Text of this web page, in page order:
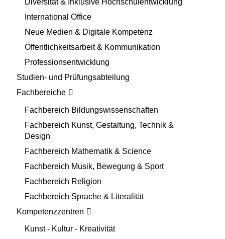
International Office
Neue Medien & Digitale Kompetenz
Öffentlichkeitsarbeit & Kommunikation
Professionsentwicklung
Studien- und Prüfungsabteilung
Fachbereiche
Fachbereich Bildungswissenschaften
Fachbereich Kunst, Gestaltung, Technik &
Design
Fachbereich Mathematik & Science
Fachbereich Musik, Bewegung & Sport
Fachbereich Religion
Fachbereich Sprache & Literalität
Kompetenzzentren
Kunst - Kultur - Kreativität